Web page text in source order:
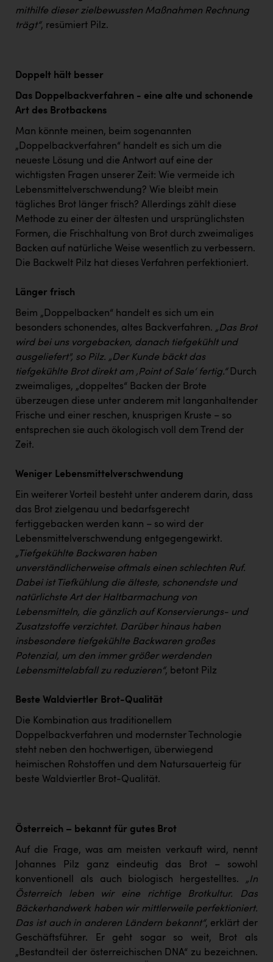
mithilfe dieser zielbewussten Maßnahmen Rechnung
trägt“, resümiert Pilz.
Doppelt hält besser
Das Doppelbackverfahren - eine alte und schonende
Art des Brotbackens
Man könnte meinen, beim sogenannten
„Doppelbackverfahren“ handelt es sich um die
neueste Lösung und die Antwort auf eine der
wichtigsten Fragen unserer Zeit: Wie vermeide ich
Lebensmittelverschwendung? Wie bleibt mein
tägliches Brot länger frisch? Allerdings zählt diese
Methode zu einer der ältesten und ursprünglichsten
Formen, die Frischhaltung von Brot durch zweimaliges
Backen auf natürliche Weise wesentlich zu verbessern.
Die Backwelt Pilz hat dieses Verfahren perfektioniert.
Länger frisch
Beim „Doppelbacken“ handelt es sich um ein
besonders schonendes, altes Backverfahren. „Das Brot
wird bei uns vorgebacken, danach tiefgekühlt und
ausgeliefert", so Pilz. „Der Kunde bäckt das
tiefgekühlte Brot direkt am ‚Point of Sale‘ fertig.“Durch
zweimaliges, „doppeltes“ Backen der Brote
überzeugen diese unter anderem mit langanhaltender
Frische und einer reschen, knusprigen Kruste – so
entsprechen sie auch ökologisch voll dem Trend der
Zeit.
Weniger Lebensmittelverschwendung
Ein weiterer Vorteil besteht unter anderem darin, dass
das Brot zielgenau und bedarfsgerecht
fertiggebacken werden kann – so wird der
Lebensmittelverschwendung entgegengewirkt.
„Tiefgekühlte Backwaren haben
unverständlicherweise oftmals einen schlechten Ruf.
Dabei ist Tiefkühlung die älteste, schonendste und
natürlichste Art der Haltbarmachung von
Lebensmitteln, die gänzlich auf Konservierungs- und
Zusatzstoffe verzichtet. Darüber hinaus haben
insbesondere tiefgekühlte Backwaren großes
Potenzial, um den immer größer werdenden
Lebensmittelabfall zu reduzieren“, betont Pilz
Beste Waldviertler Brot-Qualität
Die Kombination aus traditionellem
Doppelbackverfahren und modernster Technologie
steht neben den hochwertigen, überwiegend
heimischen Rohstoffen und dem Natursauerteig für
beste Waldviertler Brot-Qualität.
Österreich – bekannt für gutes Brot
Auf die Frage, was am meisten verkauft wird, nennt
Johannes Pilz ganz eindeutig das Brot – sowohl
konventionell als auch biologisch hergestelltes. „In
Österreich leben wir eine richtige Brotkultur. Das
Bäckerhandwerk haben wir mittlerweile perfektioniert.
Das ist auch in anderen Ländern bekannt“, erklärt der
Geschäftsführer. Er geht sogar so weit, Brot als
„Bestandteil der österreichischen DNA“ zu bezeichnen.